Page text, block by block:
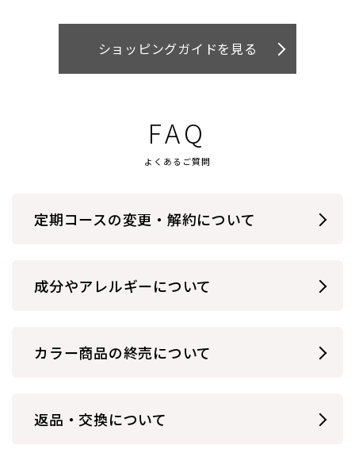
ショッピングガイドを見る
FAQ
よくあるご質問
定期コースの変更・ 解約について
成分やアレルギーについて
カラー商品の終売について
返品・交換について